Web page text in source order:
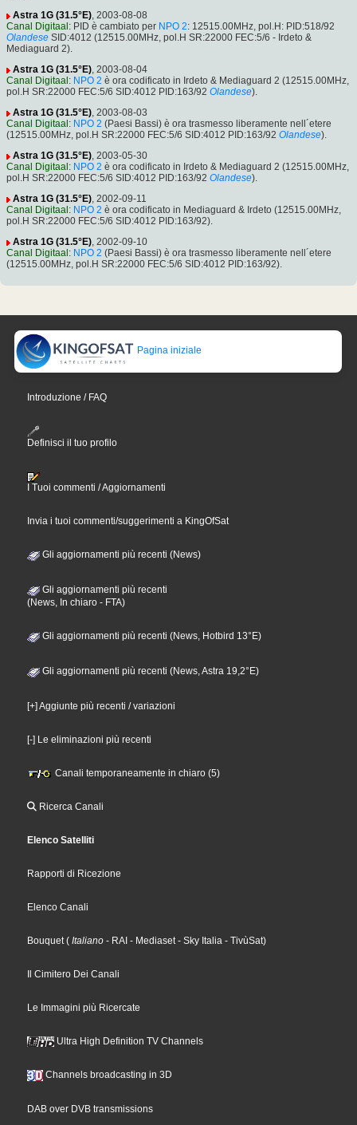
Astra 1G (31.5°E), 2003-08-08
Canal Digitaal : PID è cambiato per NPO 2: 12515.00MHz, pol.H: PID:518/92
Olandese SID:4012 (12515.00MHz, pol.H SR:22000 FEC:5/6 - Irdeto &
Mediaguard 2).
Astra 1G (31.5°E), 2003-08-04
Canal Digitaal : NPO 2 è ora codificato in Irdeto & Mediaguard 2 (12515.00MHz,
pol.H SR:22000 FEC:5/6 SID:4012 PID:163/92 Olandese).
Astra 1G (31.5°E), 2003-08-03
Canal Digitaal : NPO 2 (Paesi Bassi) è ora trasmesso liberamente nell´etere
(12515.00MHz, pol.H SR:22000 FEC:5/6 SID:4012 PID:163/92 Olandese).
Astra 1G (31.5°E), 2003-05-30
Canal Digitaal : NPO 2 è ora codificato in Irdeto & Mediaguard 2 (12515.00MHz,
pol.H SR:22000 FEC:5/6 SID:4012 PID:163/92 Olandese).
Astra 1G (31.5°E), 2002-09-11
Canal Digitaal : NPO 2 è ora codificato in Mediaguard & Irdeto (12515.00MHz,
pol.H SR:22000 FEC:5/6 SID:4012 PID:163/92).
Astra 1G (31.5°E), 2002-09-10
Canal Digitaal : NPO 2 (Paesi Bassi) è ora trasmesso liberamente nell´etere
(12515.00MHz, pol.H SR:22000 FEC:5/6 SID:4012 PID:163/92).
Pagina iniziale
Introduzione / FAQ
Definisci il tuo profilo
I Tuoi commenti / Aggiornamenti
Invia i tuoi commenti/suggerimenti a KingOfSat
Gli aggiornamenti più recenti (News)
Gli aggiornamenti più recenti
(News, In chiaro - FTA)
Gli aggiornamenti più recenti (News, Hotbird 13°E)
Gli aggiornamenti più recenti (News, Astra 19,2°E)
[+] Aggiunte più recenti / variazioni
[-] Le eliminazioni più recenti
Canali temporaneamente in chiaro (5)
Ricerca Canali
Elenco Satelliti
Rapporti di Ricezione
Elenco Canali
Bouquet( Italiano - RAI - Mediaset- Sky Italia - TivùSat)
Il Cimitero Dei Canali
Le Immagini più Ricercate
Ultra High Definition TV Channels
Channels broadcasting in 3D
DAB over DVB transmissions